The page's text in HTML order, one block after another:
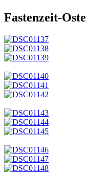
Fastenzeit-